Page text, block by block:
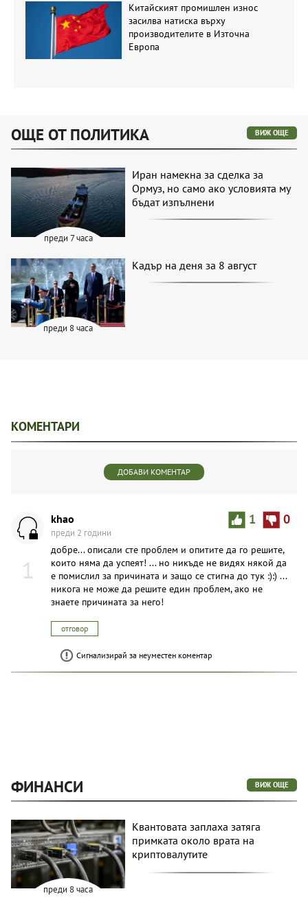
Китайският промишлен износ
засилва натиска върху
производителите в Източна
Европа
ОЩЕ ОТ ПОЛИТИКА ВИЖ ОЩЕ
преди 7 часа
Иран намекна за сделка за
Ормуз, но само ако условията му
бъдат изпълнени
преди 8 часа
Кадър на деня за 8 август
КОМЕНТАРИ
ДОБАВИ КОМЕНТАР
1
1 0
khao
преди 2 години
добре... описали сте проблем и опитите да го решите,
които няма да успеят! ... но никъде не видях някой да
е помислил за причината и защо се стигна до тук :):) ...
никога не може да решите един проблем, ако не
знаете причината за него!
отговор
Сигнализирай за неуместен коментар
ФИНАНСИ ВИЖ ОЩЕ
преди 8 часа
Квантовата заплаха затяга
примката около врата на
криптовалутите